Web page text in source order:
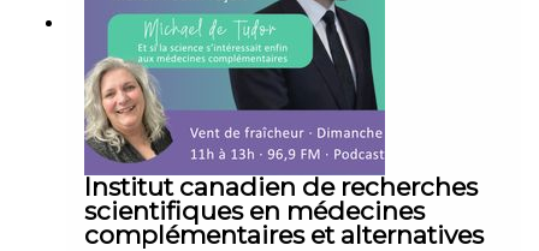
Institut canadien de recherches
scientifiques en médecines
complémentaires et alternatives